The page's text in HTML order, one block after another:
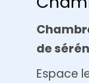
de
Espace